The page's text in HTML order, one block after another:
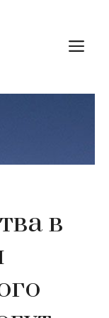
в